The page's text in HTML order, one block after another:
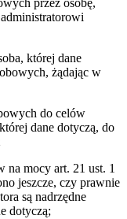
przez osobę,
której dane
żądając w
do celów
dane dotyczą, do
na mocy art. 21 ust. 1
jeszcze, czy prawnie
są nadrzędne
dotyczą;